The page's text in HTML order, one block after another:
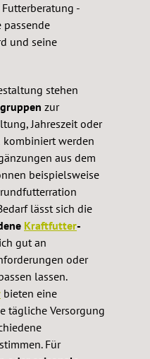
-
und seine
stehen
zur
Jahreszeit oder
kombiniert werden
aus dem
beispielsweise
lässt sich die
Kraftfutter-
gut an
oder
lassen.
bieten eine
tägliche Versorgung
Für